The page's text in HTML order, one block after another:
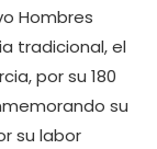
Hombres
tradicional, el
por su 180
su
su labor